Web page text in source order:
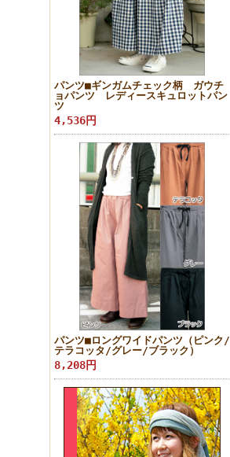
パンツ■ギンガムチェック柄 ガウチ
ョパンツ レディースキュロットパン
ツ
4,536円
パンツ■ロングワイドパンツ（ピンク/
テラコッタ/グレー/ブラック）
8,208円